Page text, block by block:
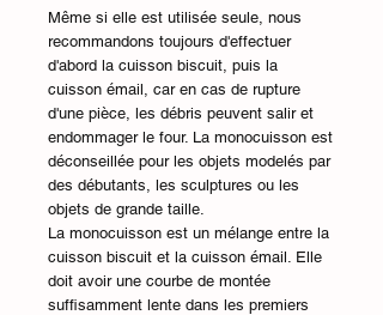
Même si elle est utilisée seule, nous
recommandons toujours d'effectuer
d'abord la cuisson biscuit, puis la
cuisson émail, car en cas de rupture
d'une pièce, les débris peuvent salir et
endommager le four. La monocuisson est
déconseillée pour les objets modelés par
des débutants, les sculptures ou les
objets de grande taille.
La monocuisson est un mélange entre la
cuisson biscuit et la cuisson émail. Elle
doit avoir une courbe de montée
suffisamment lente dans les premiers